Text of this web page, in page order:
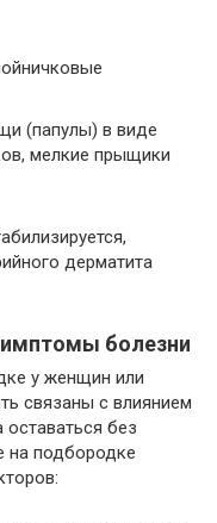
(папулы) в виде
мелкие прыщики
дерматита
болезни
у женщин или
связаны с влиянием
без
на подбородке